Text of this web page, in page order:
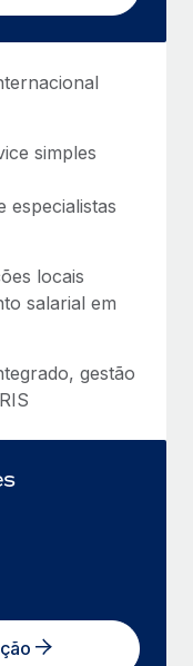
simples
especialistas
locais
salarial em
gestão